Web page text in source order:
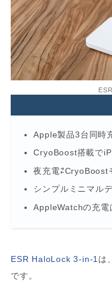
Apple製品3台同時
CryoBoost搭載で
夜充電⇄CryoBoost
シンプルミニマル
AppleWatchの充電
ESR HaloLock 3-in-1 は、
です。